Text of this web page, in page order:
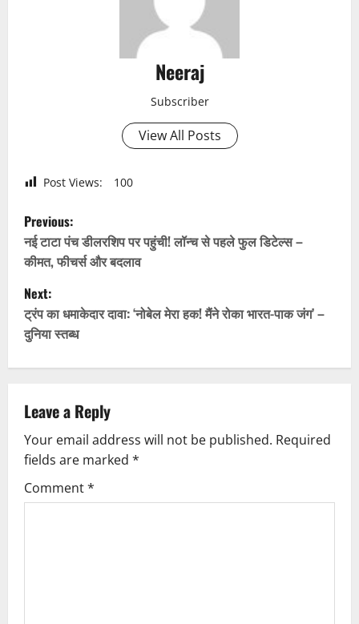
Neeraj
Subscriber
View All Posts
Post Views: 100
P
o
s
t
n
v
i
g
Previous:
नई टाटा पंच डीलरशिप पर पहुंची! लॉन्च से पहले फुल डिटेल्स –
कीमत, फीचर्स और बदलाव
Next:
ट्रंप का धमाकेदार दावा: ‘नोबेल मेरा हक! मैंने रोका भारत-पाक जंग’ –
दुनिया स्तब्ध
Leave a Reply
Your email address will not be published. Required
fields are marked *
Comment*